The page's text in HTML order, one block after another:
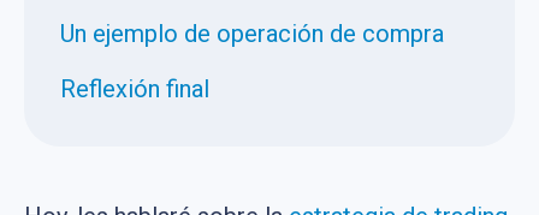
Un ejemplo de operación de compra
Reflexión final